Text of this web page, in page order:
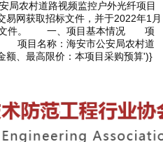
农村道路视频监控户外光纤项目
易网获取招标文件，并于2022年1月
文件。 一、项目基本情况 项
项目名称：海安市公安局农村道
、最高限价：本项目采购预算')}